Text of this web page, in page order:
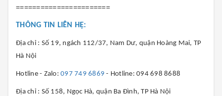
=======================
THÔNG TIN LIÊN HỆ:
Địa chỉ : Số 19, ngách 112/37, Nam Dư, quận Hoàng Mai, TP
Hà Nội
Hotline - Zalo: 097 749 6869- Hotline: 094 698 8688
Địa chỉ : Số 158, Ngọc Hà, quận Ba Đình, TP Hà Nội